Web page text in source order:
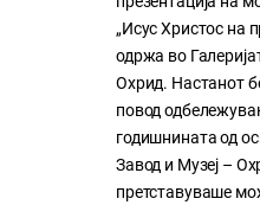
„Исус Христос на
одржа во
Охрид. Настанот
повод
годишнината од
Завод и Музеј –
претставуваше